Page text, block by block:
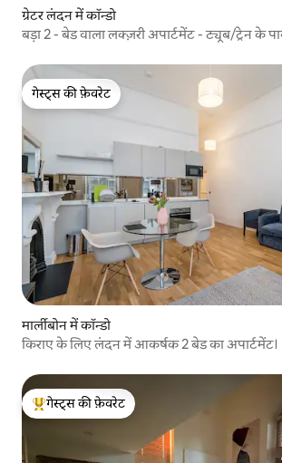
ग्रेटर लंदन में कॉन्डो
बड़ा 2 - बेड वाला लक्ज़री अपार्टमेंट - ट्यूब/ट्रेन के
गेस्ट्स की फ़ेवरेट
गेस्ट्स की फ़ेवरेट
मार्लीबोन में कॉन्डो
किराए के लिए लंदन में आकर्षक 2 बेड का अपार्टमेंट।
गेस्ट्स का टॉप फ़ेवरेट
गेस्ट्स की फ़ेवरेट